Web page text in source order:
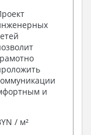
с
отделок
и
и
/ м²